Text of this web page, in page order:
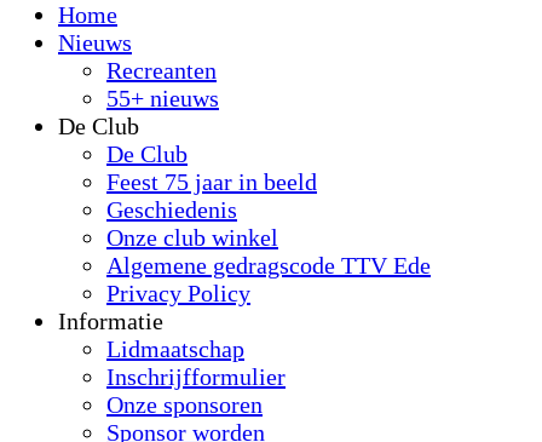
Home
Nieuws
Recreanten
55+ nieuws
De Club
De Club
Feest 75 jaar in beeld
Geschiedenis
Onze club winkel
Algemene gedragscode TTV Ede
Privacy Policy
Informatie
Lidmaatschap
Inschrijfformulier
Onze sponsoren
Sponsor worden